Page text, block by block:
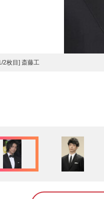
2枚目] 斎藤工